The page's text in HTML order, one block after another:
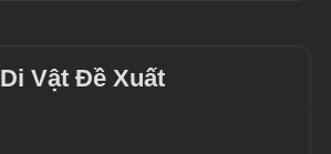
Di Vật Đề Xuất